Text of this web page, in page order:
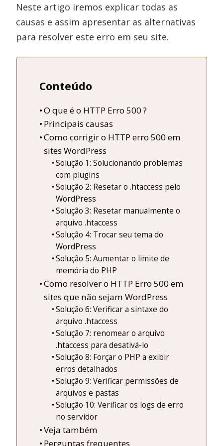
Neste artigo iremos explicar todas as
causas e assim apresentar as alternativas
para resolver este erro em seu site.
Conteúdo
O que é o HTTP Erro 500 ?
Principais causas
Como corrigir o HTTP erro 500 em
sites WordPress
Solução 1: Solucionando problemas
com plugins
Solução 2: Resetar o .htaccess pelo
WordPress
Solução 3: Resetar manualmente o
arquivo .htaccess
Solução 4: Trocar seu tema do
WordPress
Solução 5: Aumentar o limite de
memória do PHP
Como resolver o HTTP Erro 500 em
sites que não sejam WordPress
Solução 6: Verificar a sintaxe do
arquivo .htaccess
Solução 7: renomear o arquivo
.htaccess para desativá-lo
Solução 8: Forçar o PHP a exibir
erros detalhados
Solução 9: Verificar permissões de
arquivos e pastas
Solução 10: Verificar os logs de erro
no servidor
Veja também
Perguntas frequentes